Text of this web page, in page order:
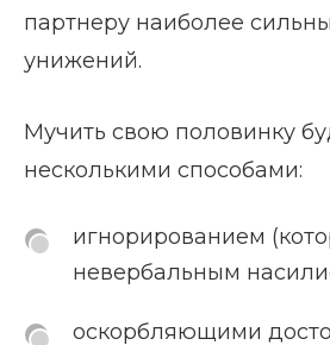
партнеру наиболее
унижений.
Мучить свою половинку
несколькими способами:
игнорированием
невербальным
оскорбляющими